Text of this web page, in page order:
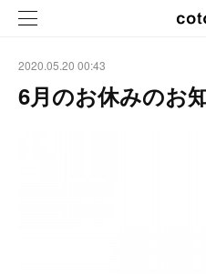
2020.05.20 00:43
6月のお休みのお